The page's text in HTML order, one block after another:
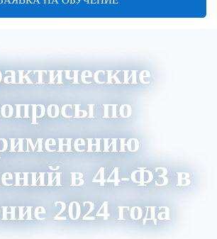
по
в 44-ФЗ в
2024 года